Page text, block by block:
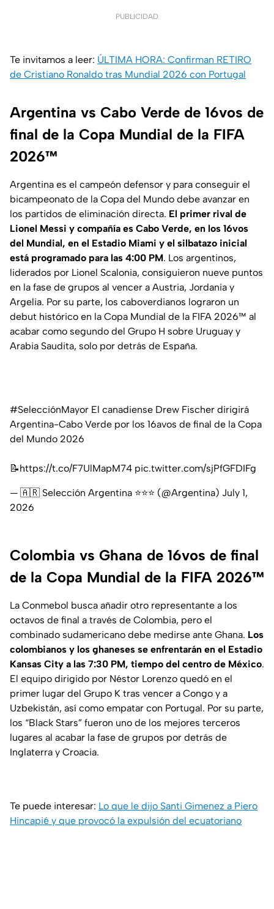
PUBLICIDAD
Te invitamos a leer: ÚLTIMA HORA: Confirman RETIRO
de Cristiano Ronaldo tras Mundial 2026 con Portugal
Argentina vs Cabo Verde de 16vos de
final de la Copa Mundial de la FIFA
2026™
Argentina es el campeón defensor y para conseguir el
bicampeonato de la Copa del Mundo debe avanzar en
los partidos de eliminación directa. El primer rival de
Lionel Messi y compañía es Cabo Verde, en los 16vos
del Mundial, en el Estadio Miami y el silbatazo inicial
está programado para las 4:00 PM. Los argentinos,
liderados por Lionel Scalonia, consiguieron nueve puntos
en la fase de grupos al vencer a Austria, Jordania y
Argelia. Por su parte, los caboverdianos lograron un
debut histórico en la Copa Mundial de la FIFA 2026™ al
acabar como segundo del Grupo H sobre Uruguay y
Arabia Saudita, solo por detrás de España.
#SelecciónMayor El canadiense Drew Fischer dirigirá
Argentina-Cabo Verde por los 16avos de final de la Copa
del Mundo 2026
📝https://t.co/F7UlMapM74 pic.twitter.com/sjPfGFDIFg
— 🇦🇷 Selección Argentina ⭐⭐⭐ (@Argentina) July 1,
2026
Colombia vs Ghana de 16vos de final
de la Copa Mundial de la FIFA 2026™
La Conmebol busca añadir otro representante a los
octavos de final a través de Colombia, pero el
combinado sudamericano debe medirse ante Ghana. Los
colombianos y los ghaneses se enfrentarán en el Estadio
Kansas City a las 7:30 PM, tiempo del centro de México.
El equipo dirigido por Néstor Lorenzo quedó en el
primer lugar del Grupo K tras vencer a Congo y a
Uzbekistán, así como empatar con Portugal. Por su parte,
los “Black Stars” fueron uno de los mejores terceros
lugares al acabar la fase de grupos por detrás de
Inglaterra y Croacia.
Te puede interesar: Lo que le dijo Santi Gimenez a Piero
Hincapié y que provocó la expulsión del ecuatoriano